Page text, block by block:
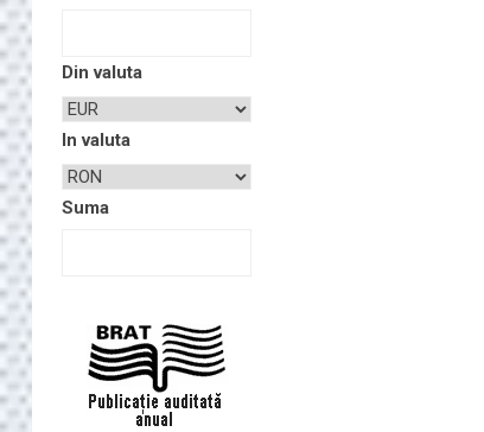
Din valuta
In valuta
Suma